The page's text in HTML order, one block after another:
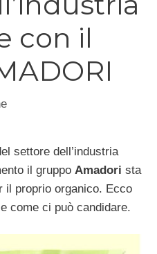
con il
settore dell’industria
il gruppo Amadori sta
il proprio organico. Ecco
come ci può candidare.